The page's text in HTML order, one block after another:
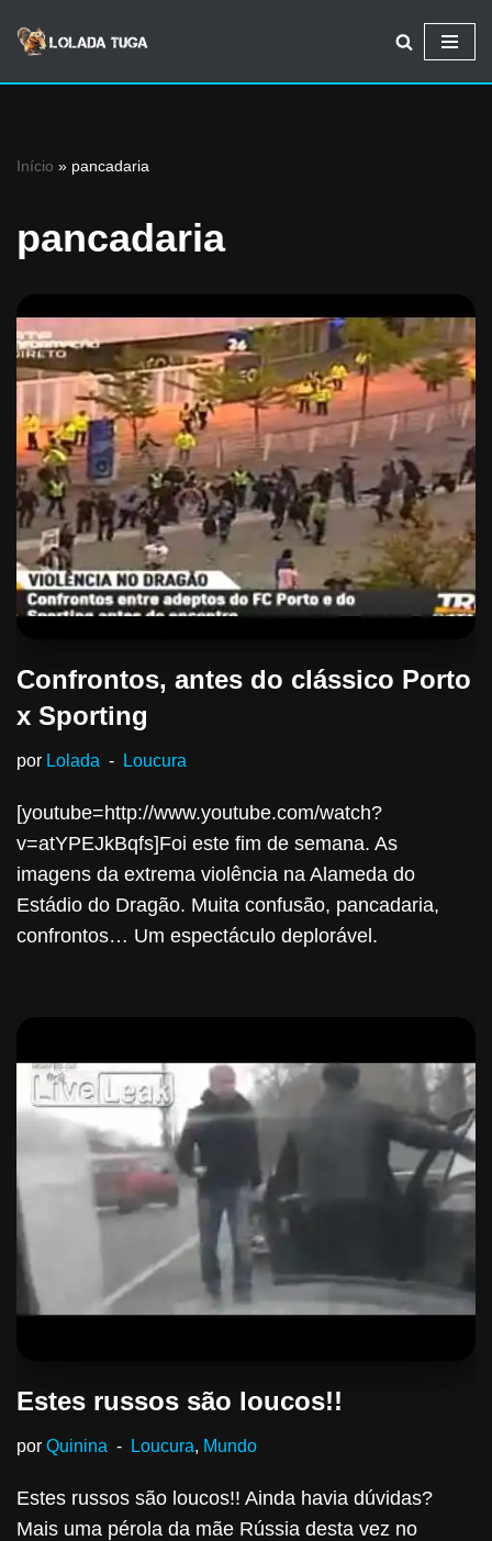
Avançar
Início » pancadaria
pancadaria
Confrontos, antes do clássico Porto
x Sporting
por Lolada Loucura
[youtube=http://www.youtube.com/watch?
v=atYPEJkBqfs]Foi este fim de semana. As
imagens da extrema violência na Alameda do
Estádio do Dragão. Muita confusão, pancadaria,
confrontos… Um espectáculo deplorável.
Estes russos são loucos!!
por Quinina Loucura, Mundo
Estes russos são loucos!! Ainda havia dúvidas?
Mais uma pérola da mãe Rússia desta vez no